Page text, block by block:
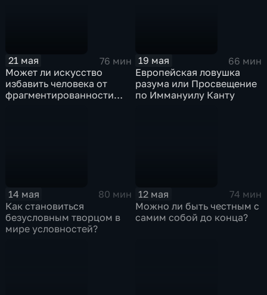
21 мая
76 мин
Может ли искусство
избавить человека от
фрагментированности
19 мая
66 мин
Европейская ловушка
разума или Просвещение
по Иммануилу Канту
14 мая
80 мин
Как становиться
безусловным творцом в
мире условностей?
12 мая
74 мин
Можно ли быть честным с
самим собой до конца?